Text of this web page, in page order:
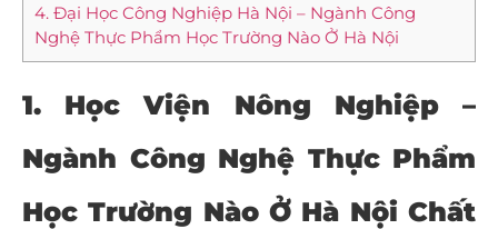
4. Đại Học Công Nghiệp Hà Nội – Ngành Công
Nghệ Thực Phẩm Học Trường Nào Ở Hà Nội
1. Học Viện Nông Nghiệp –
Ngành Công Nghệ Thực Phẩm
Học Trường Nào Ở Hà Nội Chất